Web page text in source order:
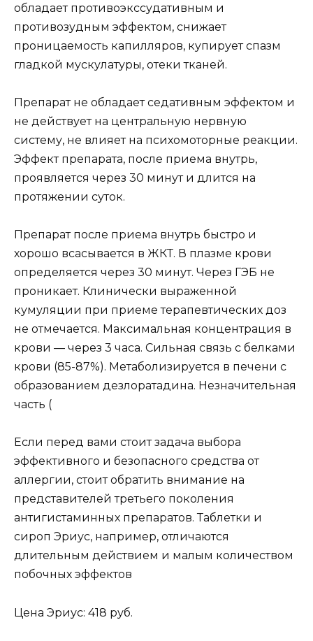
обладает противоэкссудативным и
противозудным эффектом, снижает
проницаемость капилляров, купирует спазм
гладкой мускулатуры, отеки тканей.
Препарат не обладает седативным эффектом и
не действует на центральную нервную
систему, не влияет на психомоторные реакции.
Эффект препарата, после приема внутрь,
проявляется через 30 минут и длится на
протяжении суток.
Препарат после приема внутрь быстро и
хорошо всасывается в ЖКТ. В плазме крови
определяется через 30 минут. Через ГЭБ не
проникает. Клинически выраженной
кумуляции при приеме терапевтических доз
не отмечается. Максимальная концентрация в
крови — через 3 часа. Сильная связь с белками
крови (85-87%). Метаболизируется в печени с
образованием дезлоратадина. Незначительная
часть (
Если перед вами стоит задача выбора
эффективного и безопасного средства от
аллергии, стоит обратить внимание на
представителей третьего поколения
антигистаминных препаратов. Таблетки и
сироп Эриус, например, отличаются
длительным действием и малым количеством
побочных эффектов
Цена Эриус: 418 руб.